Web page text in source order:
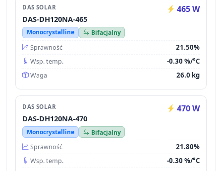
DAS SOLAR 465 W
DAS-DH120NA-465
Monocrystalline
Bifacjalny
Sprawność
21.50%
Wsp. temp. -0.30 %/°C
Waga 26.0 kg
DAS SOLAR 470 W
DAS-DH120NA-470
Monocrystalline
Bifacjalny
Sprawność
21.80%
Wsp. temp. -0.30 %/°C